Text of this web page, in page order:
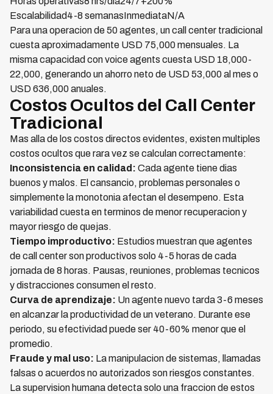
Escalabilidad4-8 semanasInmediataN/A
Para una operacion de 50 agentes, un call center tradicional
cuesta aproximadamente USD 75,000 mensuales. La
misma capacidad con voice agents cuesta USD 18,000-
22,000, generando un ahorro neto de USD 53,000 al mes o
USD 636,000 anuales.
Costos Ocultos del Call Center
Tradicional
Mas alla de los costos directos evidentes, existen multiples
costos ocultos que rara vez se calculan correctamente:
Inconsistencia en calidad: Cada agente tiene dias
buenos y malos. El cansancio, problemas personales o
simplemente la monotonia afectan el desempeno. Esta
variabilidad cuesta en terminos de menor recuperacion y
mayor riesgo de quejas.
Tiempo improductivo: Estudios muestran que agentes
de call center son productivos solo 4-5 horas de cada
jornada de 8 horas. Pausas, reuniones, problemas tecnicos
y distracciones consumen el resto.
Curva de aprendizaje: Un agente nuevo tarda 3-6 meses
en alcanzar la productividad de un veterano. Durante ese
periodo, su efectividad puede ser 40-60% menor que el
promedio.
Fraude y mal uso: La manipulacion de sistemas, llamadas
falsas o acuerdos no autorizados son riesgos constantes.
La supervision humana detecta solo una fraccion de estos